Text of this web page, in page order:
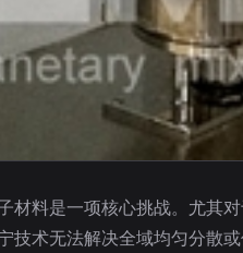
材料是一项核心挑战。尤其
技术无法解决全域均匀分散